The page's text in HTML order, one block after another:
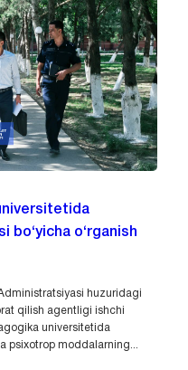
bo‘yicha o‘rganish
huzuridagi
qilish agentligi ishchi
universitetida
psixotrop moddalarning...